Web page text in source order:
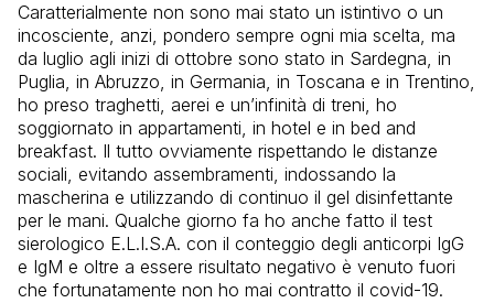
Caratterialmente non sono mai stato un istintivo o un
incosciente, anzi, pondero sempre ogni mia scelta, ma
da luglio agli inizi di ottobre sono stato in Sardegna, in
Puglia, in Abruzzo, in Germania, in Toscana e in Trentino,
ho preso traghetti, aerei e un’infinità di treni, ho
soggiornato in appartamenti, in hotel e in bed and
breakfast. Il tutto ovviamente rispettando le distanze
sociali, evitando assembramenti, indossando la
mascherina e utilizzando di continuo il gel disinfettante
per le mani. Qualche giorno fa ho anche fatto il test
sierologico E.L.I.S.A. con il conteggio degli anticorpi IgG
e IgM e oltre a essere risultato negativo è venuto fuori
che fortunatamente non ho mai contratto il covid-19.